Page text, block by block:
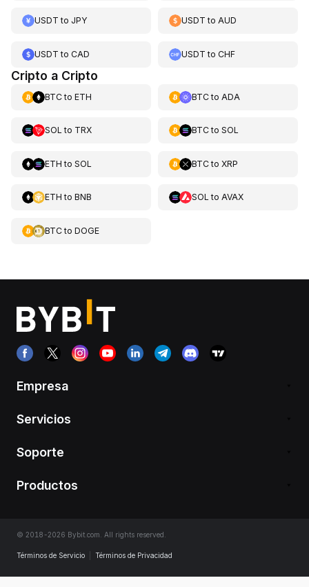
USDT to JPY USDT toAUD
USDT to CAD USDT toCHF
Cripto a Cripto
BTCto ETH BTCto ADA
SOL to TRX BTCto SOL
ETH to SOL BTCto XRP
ETH to BNB SOL to AVAX
BTCto DOGE
Empresa
Servicios
Soporte
Productos
© 2018-2026 Bybit.com. All rights reserved.
Términos de Servicio Términos de Privacidad